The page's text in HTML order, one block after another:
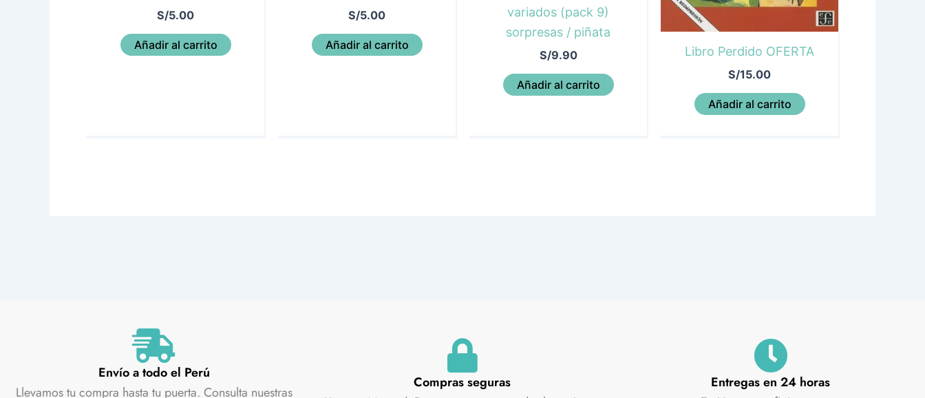
S/5.00
Añadir al carrito
S/5.00
Añadir al carrito
variados (pack 9)
sorpresas / piñata
S/9.90
Añadir al carrito
Libro Perdido OFERTA
S/15.00
Añadir al carrito
Envío a todo el Perú
Llevamos tu compra hasta tu puerta. Consulta nuestras
Compras seguras
Entregas en 24 horas